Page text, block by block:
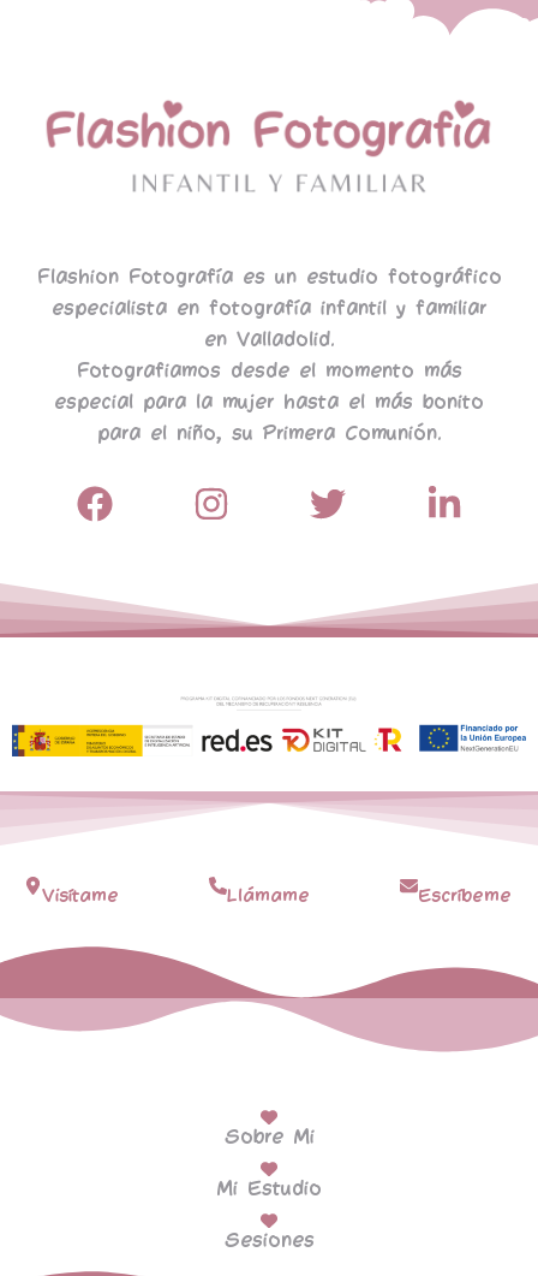
Flashion Fotografía es un estudio fotográfico
especialista en fotografía infantil y familiar
en Valladolid.
Fotografiamos desde el momento más
especial para la mujer hasta el más bonito
para el niño, su Primera Comunión.
Visítame Llámame Escríbeme
Sobre Mi
Mi Estudio
Sesiones